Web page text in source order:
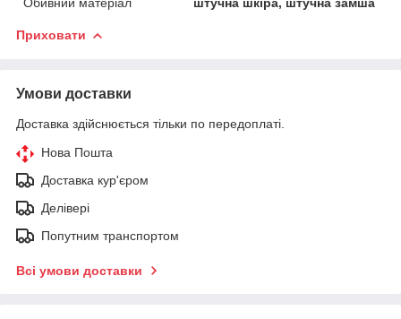
Приховати
Умови доставки
Доставка здійснюється тільки по передоплаті.
Нова Пошта
Доставка кур'єром
Делівері
Попутним транспортом
Всі умови доставки